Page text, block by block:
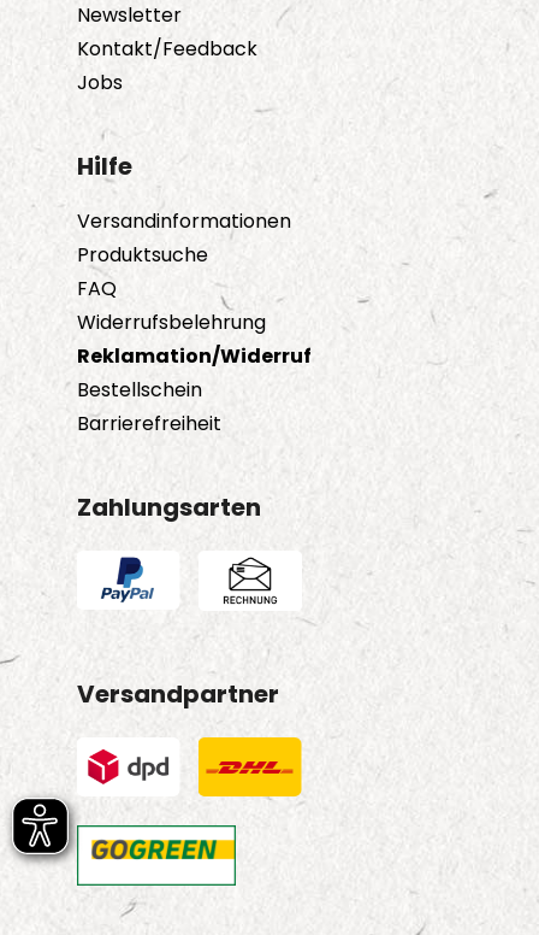
Newsletter
Kontakt/Feedback
Jobs
Hilfe
Versandinformationen
Produktsuche
FAQ
Widerrufsbelehrung
Reklamation/Widerruf
Bestellschein
Barrierefreiheit
Zahlungsarten
Versandpartner